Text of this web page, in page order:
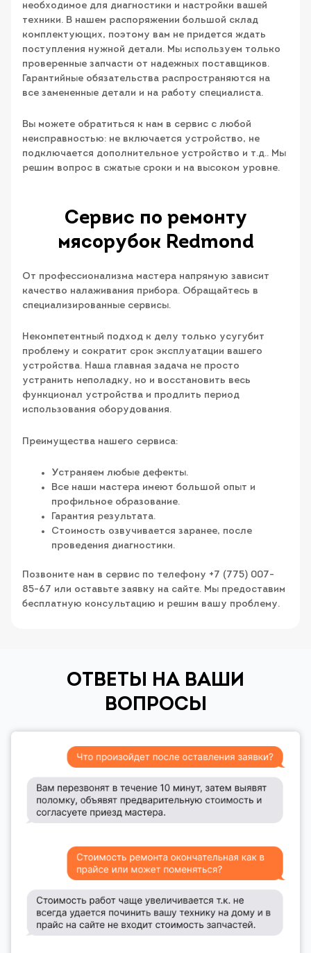
необходимое для диагностики и настройки вашей
техники. В нашем распоряжении большой склад
комплектующих, поэтому вам не придется ждать
поступления нужной детали. Мы используем только
проверенные запчасти от надежных поставщиков.
Гарантийные обязательства распространяются на
все замененные детали и на работу специалиста.
Вы можете обратиться к нам в сервис с любой
неисправностью: не включается устройство, не
подключается дополнительное устройство и т.д.. Мы
решим вопрос в сжатые сроки и на высоком уровне.
Сервис по ремонту
мясорубок Redmond
От профессионализма мастера напрямую зависит
качество налаживания прибора. Обращайтесь в
специализированные сервисы.
Некомпетентный подход к делу только усугубит
проблему и сократит срок эксплуатации вашего
устройства. Наша главная задача не просто
устранить неполадку, но и восстановить весь
функционал устройства и продлить период
использования оборудования.
Преимущества нашего сервиса:
Устраняем любые дефекты.
Все наши мастера имеют большой опыт и
профильное образование.
Гарантия результата.
Стоимость озвучивается заранее, после
проведения диагностики.
Позвоните нам в сервис по телефону +7 (775) 007-
85-67 или оставьте заявку на сайте. Мы предоставим
бесплатную консультацию и решим вашу проблему.
ОТВЕТЫ НА ВАШИ
ВОПРОСЫ